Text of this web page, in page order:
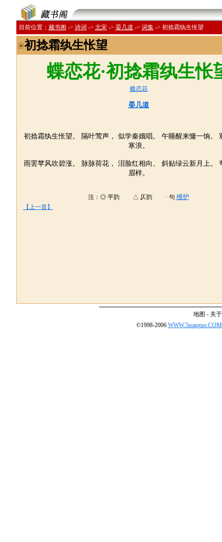
目前位置； 藏书阁 -> 诗词 -> 北宋 -> 晏几道 -> 词集 -> 初捻霜纨生怅望
初捻霜纨生怅望
蝶恋花·初捻霜纨生怅
蝶恋花
晏几道
初捻霜纨生怅望。 隔叶莺声， 似学秦娥唱。 午睡醒来慵一饷。
寒浪。
雨罢苹风吹碧涨。 脉脉荷花， 泪脸红相向。 斜贴绿云新月上。
眉样。
注：◎ 平韵 △ 仄韵 · 句 维护
【上一首】
地图 - 关
©1998-2006 WWW.5isanguo.COM